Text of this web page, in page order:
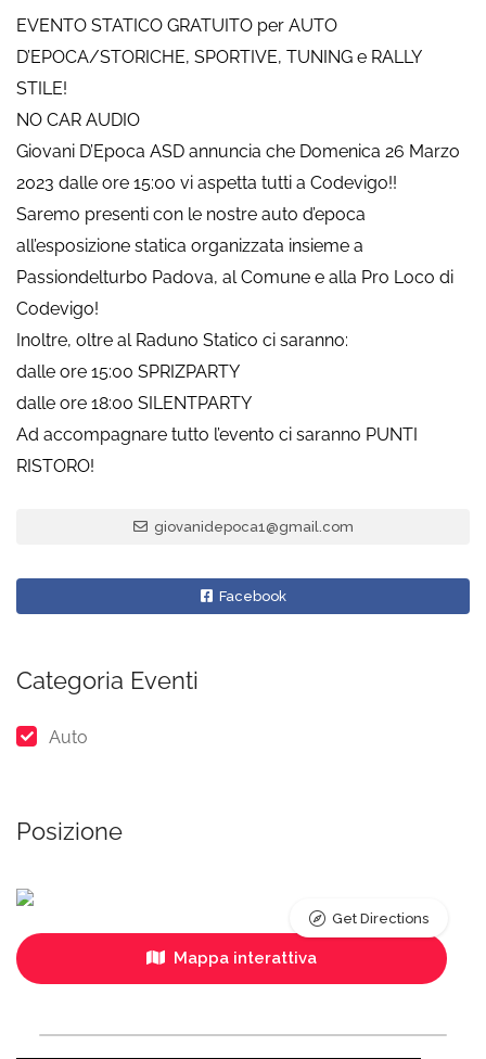
EVENTO STATICO GRATUITO per AUTO
D’EPOCA/STORICHE, SPORTIVE, TUNING e RALLY
STILE!
NO CAR AUDIO
Giovani D’Epoca ASD annuncia che Domenica 26 Marzo
2023 dalle ore 15:00 vi aspetta tutti a Codevigo!!
Saremo presenti con le nostre auto d’epoca
all’esposizione statica organizzata insieme a
Passiondelturbo Padova, al Comune e alla Pro Loco di
Codevigo!
Inoltre, oltre al Raduno Statico ci saranno:
dalle ore 15:00 SPRIZPARTY
dalle ore 18:00 SILENTPARTY
Ad accompagnare tutto l’evento ci saranno PUNTI
RISTORO!
giovanidepoca1@gmail.com
Facebook
Categoria Eventi
Auto
Posizione
Mappa interattiva
Get Directions